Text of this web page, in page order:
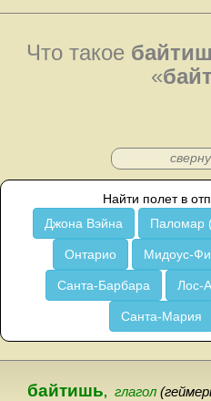
Что такое байтиш
«
Найти полет в
Джона Вэйна
Паломар
Онтарио Мидоус-
Санта-Барбара Лос-
Санта-Мария
байтишь, глагол